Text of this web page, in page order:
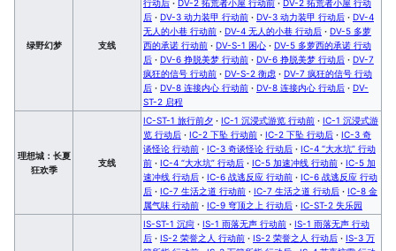
绿野幻梦 支线
行动后 · DV-2 拓荒者小屋 行动前 · DV-2 拓荒者小屋 行动
后 · DV-3 动力装甲 行动前 · DV-3 动力装甲 行动后 · DV-4
无人的小巷 行动前 · DV-4 无人的小巷 行动后 · DV-5 多萝
西的承诺 行动前 · DV-S-1 困心 · DV-5 多萝西的承诺 行动
后 · DV-6 挣脱美梦 行动前 · DV-6 挣脱美梦 行动后 · DV-7
疯狂的信号 行动前 · DV-S-2 衡虑 · DV-7 疯狂的信号 行动
后 · DV-8 连接内心 行动前 · DV-8 连接内心 行动后 · DV-
ST-2 启程
理想城：长夏
狂欢季
支线
IC-ST-1 旅行前夕 · IC-1 沉浸式游览 行动前 · IC-1 沉浸式游
览 行动后 · IC-2 下坠 行动前 · IC-2 下坠 行动后 · IC-3 奇
谈怪论 行动前 · IC-3 奇谈怪论 行动后 · IC-4 “大水坑” 行动
前 · IC-4 “大水坑” 行动后 · IC-5 加速冲线 行动前 · IC-5 加
速冲线 行动后 · IC-6 战逃反应 行动前 · IC-6 战逃反应 行动
后 · IC-7 生活之道 行动前 · IC-7 生活之道 行动后 · IC-8 金
属气味 行动前 · IC-9 穹顶之上 行动后 · IC-ST-2 失乐园
IS-ST-1 沉疴 · IS-1 雨落无声 行动前 · IS-1 雨落无声 行动
后 · IS-2 荣誉之人 行动前 · IS-2 荣誉之人 行动后 · IS-3 万